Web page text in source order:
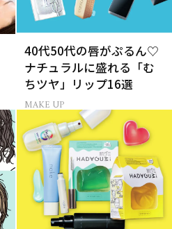
40代50代の唇がぷるん♡
ナチュラルに盛れる「む
ちツヤ」リップ16選
MAKE UP